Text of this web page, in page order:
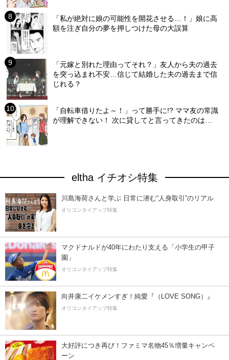
「私が絶対に娘の可能性を開花させる…！」娘に高
額を注ぎ自分の夢を押しつけた母の大誤算
「元嫁と別れた理由ってそれ？」友人から夫の過去
を突っ込まれ不安…信じて結婚した夫の過去まで信
じれる？
「自転車借りたよ～！」って勝手に!? ママ友の常識
が理解できない！ 次に貸してと言ってきたのは…
eltha イチオシ特集
川島海荷さんと学ぶ 日常に潜む“人身取引”のリアル
オリコンタイアップ特集
マクドナルドが40年にわたり支える「小学生の甲子
園」
オリコンタイアップ特集
向井康二イケメンすぎ！純愛『（LOVE SONG）』
オリコンタイアップ特集
大好評につき再び！ファミマ名物45％増量キャンペ
ーン